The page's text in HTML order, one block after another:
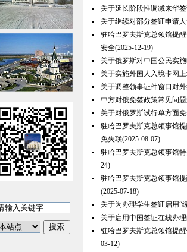
关于延长阶段性调减来华
关于继续对部分签证申请
驻哈巴罗夫斯克总领馆提
安全(2025-12-19)
关于俄罗斯对中国公民实
关于实施外国人入境卡网
关于调整领事证件窗口对
中方对俄免签政策常见问
关于对俄罗斯试行单方面
驻哈巴罗夫斯克总领事馆
免失联(2025-08-07)
驻哈巴罗夫斯克总领事馆
24)
驻哈巴罗夫斯克总领事馆
(2025-07-18)
关于为办理学生签证启用“
关于启用中国签证在线办
驻哈巴罗夫斯克总领馆提
03-12)